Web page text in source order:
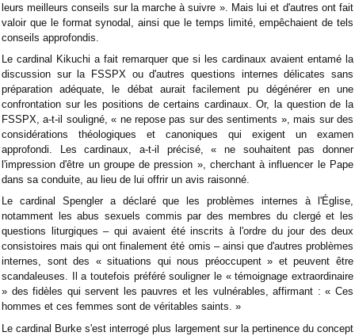
leurs meilleurs conseils sur la marche à suivre ». Mais lui et d'autres ont fait
valoir que le format synodal, ainsi que le temps limité, empêchaient de tels
conseils approfondis.
Le cardinal Kikuchi a fait remarquer que si les cardinaux avaient entamé la
discussion sur la FSSPX ou d'autres questions internes délicates sans
préparation adéquate, le débat aurait facilement pu dégénérer en une
confrontation sur les positions de certains cardinaux. Or, la question de la
FSSPX, a-t-il souligné, « ne repose pas sur des sentiments », mais sur des
considérations théologiques et canoniques qui exigent un examen
approfondi. Les cardinaux, a-t-il précisé, « ne souhaitent pas donner
l'impression d'être un groupe de pression », cherchant à influencer le Pape
dans sa conduite, au lieu de lui offrir un avis raisonné.
Le cardinal Spengler a déclaré que les problèmes internes à l'Église,
notamment les abus sexuels commis par des membres du clergé et les
questions liturgiques – qui avaient été inscrits à l'ordre du jour des deux
consistoires mais qui ont finalement été omis – ainsi que d'autres problèmes
internes, sont des « situations qui nous préoccupent » et peuvent être
scandaleuses. Il a toutefois préféré souligner le « témoignage extraordinaire
» des fidèles qui servent les pauvres et les vulnérables, affirmant : « Ces
hommes et ces femmes sont de véritables saints. »
Le cardinal Burke s'est interrogé plus largement sur la pertinence du concept